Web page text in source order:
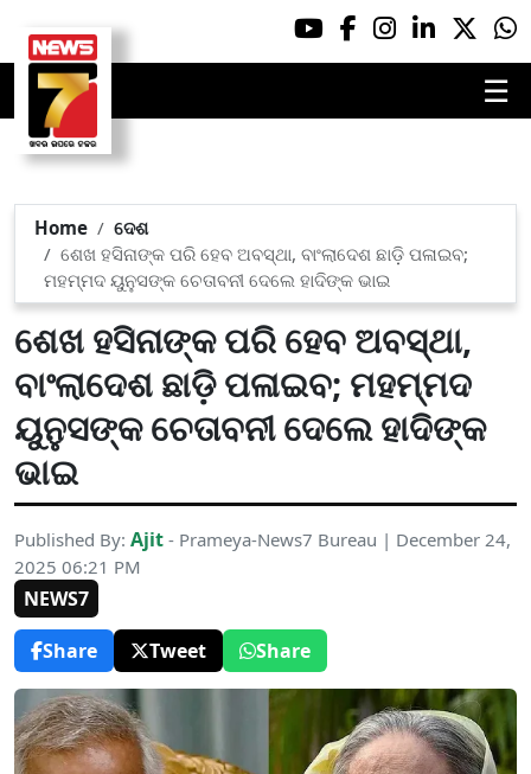
☰
Home
ଦେଶ
ଶେଖ ହସିନାଙ୍କ ପରି ହେବ ଅବସ୍ଥା, ବାଂଲାଦେଶ ଛାଡ଼ି ପଳାଇବ;
ମହମ୍ମଦ ୟୁନୁସଙ୍କ ଚେତାବନୀ ଦେଲେ ହାଦିଙ୍କ ଭାଇ
ଶେଖ ହସିନାଙ୍କ ପରି ହେବ ଅବସ୍ଥା,
ବାଂଲାଦେଶ ଛାଡ଼ି ପଳାଇବ; ମହମ୍ମଦ
ୟୁନୁସଙ୍କ ଚେତାବନୀ ଦେଲେ ହାଦିଙ୍କ
ଭାଇ
Published By: Ajit - Prameya-News7 Bureau | December 24,
2025 06:21 PM
NEWS7
Share
Tweet Share